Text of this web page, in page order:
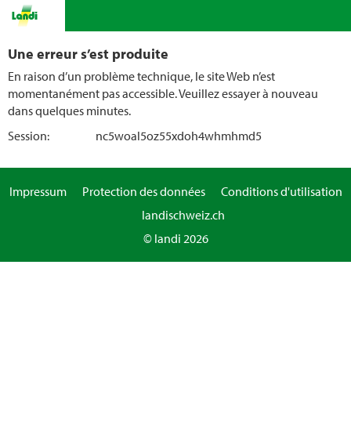
Une erreur s’est produite
En raison d’un problème technique, le site Web n’est
momentanément pas accessible. Veuillez essayer à nouveau
dans quelques minutes.
Session:
nc5woal5oz55xdoh4whmhmd5
Impressum Protection des données
Conditions d'utilisation
landischweiz.ch
© landi 2026